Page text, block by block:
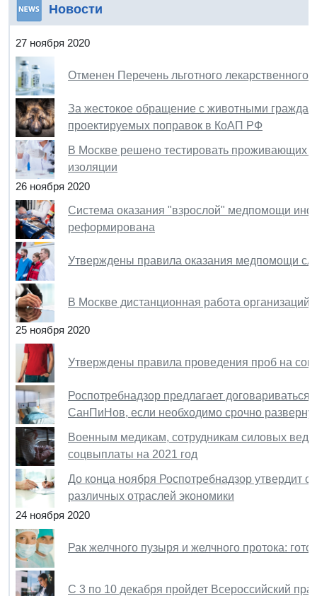
Новости
27 ноября 2020
Отменен Перечень льготного лекарственного
За жестокое обращение с животными
проектируемых поправок в КоАП РФ
В Москве решено тестировать проживающих
изоляции
26 ноября 2020
Система оказания "взрослой" медпомощи
реформирована
Утверждены правила оказания медпомощи
В Москве дистанционная работа организаций
25 ноября 2020
Утверждены правила проведения проб на
Роспотребнадзор предлагает
СанПиНов, если необходимо срочно
Военным медикам, сотрудникам силовых
соцвыплаты на 2021 год
До конца ноября Роспотребнадзор утвердит
различных отраслей экономики
24 ноября 2020
Рак желчного пузыря и желчного протока:
С 3 по 10 декабря пройдет Всероссийский